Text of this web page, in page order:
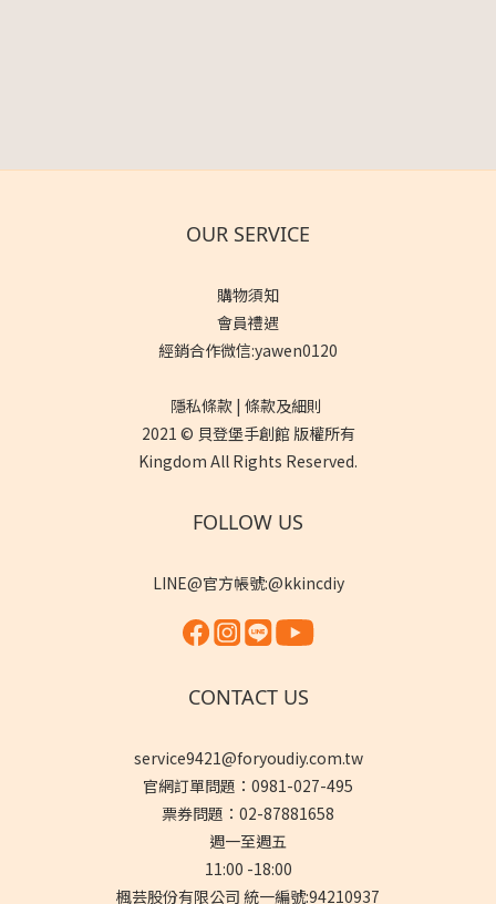
OUR SERVICE
購物須知
會員禮遇
經銷合作微信:yawen0120
隱私條款 | 條款及細則
2021 © 貝登堡手創館 版權所有
Kingdom All Rights Reserved.
FOLLOW US
LINE@官方帳號:@kkincdiy
CONTACT US
service9421@foryoudiy.com.tw
官網訂單問題：0981-027-495
票券問題：02-87881658
週一至週五
11:00 -18:00
楓芸股份有限公司 統一編號:94210937